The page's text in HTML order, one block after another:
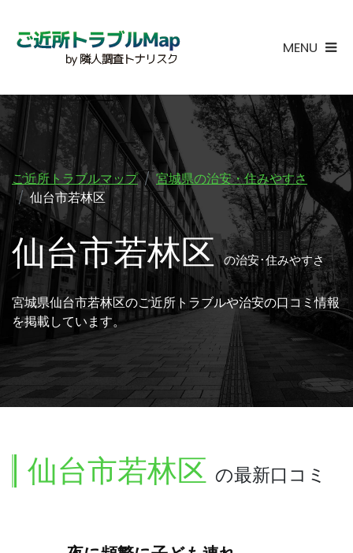
MENU
ご近所トラブルマップ
宮城県の治安・住みやすさ
仙台市若林区
仙台市若林区の治安･住みやすさ
宮城県仙台市若林区のご近所トラブルや治安の口コミ情報
を掲載しています。
仙台市若林区 の最新口コミ